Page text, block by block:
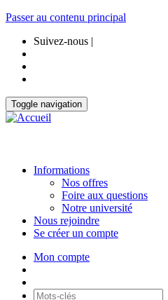
Passer au contenu principal
Suivez-nous |
Toggle navigation
Informations
Nos offres
Foire aux questions
Notre université
Nous rejoindre
Se créer un compte
Mon compte